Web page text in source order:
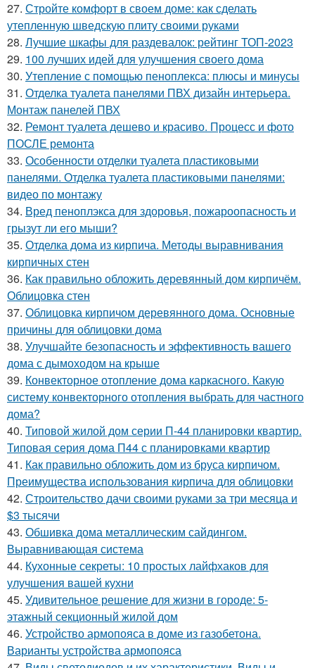
27. Стройте комфорт в своем доме: как сделать
утепленную шведскую плиту своими руками
28. Лучшие шкафы для раздевалок: рейтинг ТОП-2023
29. 100 лучших идей для улучшения своего дома
30. Утепление с помощью пеноплекса: плюсы и минусы
31. Отделка туалета панелями ПВХ дизайн интерьера.
Монтаж панелей ПВХ
32. Ремонт туалета дешево и красиво. Процесс и фото
ПОСЛЕ ремонта
33. Особенности отделки туалета пластиковыми
панелями. Отделка туалета пластиковыми панелями:
видео по монтажу
34. Вред пеноплэкса для здоровья, пожароопасность и
грызут ли его мыши?
35. Отделка дома из кирпича. Методы выравнивания
кирпичных стен
36. Как правильно обложить деревянный дом кирпичём.
Облицовка стен
37. Облицовка кирпичом деревянного дома. Основные
причины для облицовки дома
38. Улучшайте безопасность и эффективность вашего
дома с дымоходом на крыше
39. Конвекторное отопление дома каркасного. Какую
систему конвекторного отопления выбрать для частного
дома?
40. Типовой жилой дом серии П-44 планировки квартир.
Типовая серия дома П44 с планировками квартир
41. Как правильно обложить дом из бруса кирпичом.
Преимущества использования кирпича для облицовки
42. Строительство дачи своими руками за три месяца и
$3 тысячи
43. Обшивка дома металлическим сайдингом.
Выравнивающая система
44. Кухонные секреты: 10 простых лайфхаков для
улучшения вашей кухни
45. Удивительное решение для жизни в городе: 5-
этажный секционный жилой дом
46. Устройство армопояса в доме из газобетона.
Варианты устройства армопояса